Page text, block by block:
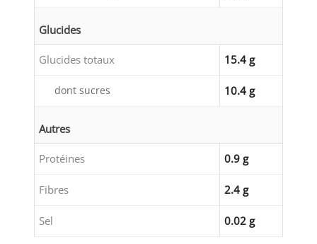
Glucides
Glucides totaux 15.4 g
dont sucres 10.4 g
Autres
Protéines 0.9 g
Fibres 2.4 g
Sel 0.02 g